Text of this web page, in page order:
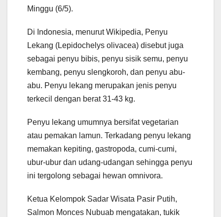
Minggu (6/5).
Di Indonesia, menurut Wikipedia, Penyu
Lekang (Lepidochelys olivacea) disebut juga
sebagai penyu bibis, penyu sisik semu, penyu
kembang, penyu slengkoroh, dan penyu abu-
abu. Penyu lekang merupakan jenis penyu
terkecil dengan berat 31-43 kg.
Penyu lekang umumnya bersifat vegetarian
atau pemakan lamun. Terkadang penyu lekang
memakan kepiting, gastropoda, cumi-cumi,
ubur-ubur dan udang-udangan sehingga penyu
ini tergolong sebagai hewan omnivora.
Ketua Kelompok Sadar Wisata Pasir Putih,
Salmon Monces Nubuab mengatakan, tukik